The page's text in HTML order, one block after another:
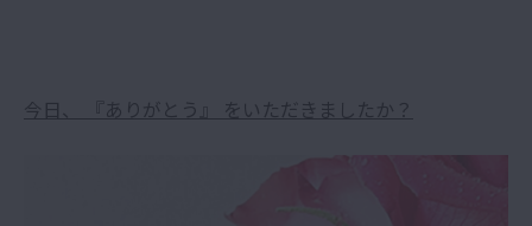
今日、 『ありがとう』 をいただきましたか？